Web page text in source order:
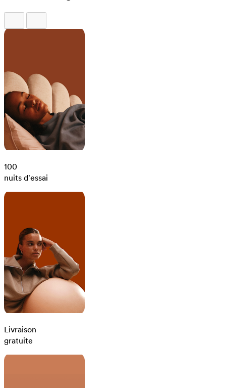
100
nuits d'essai
Livraison
gratuite